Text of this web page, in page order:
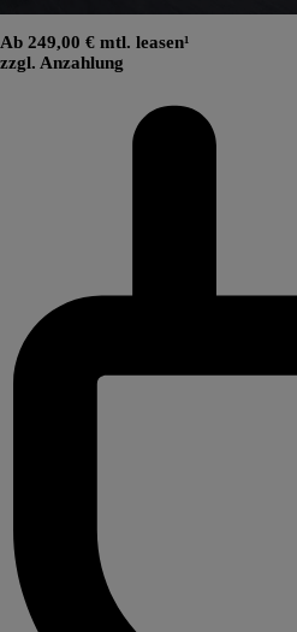
Ab 249,00 € mtl. leasen¹
zzgl. Anzahlung